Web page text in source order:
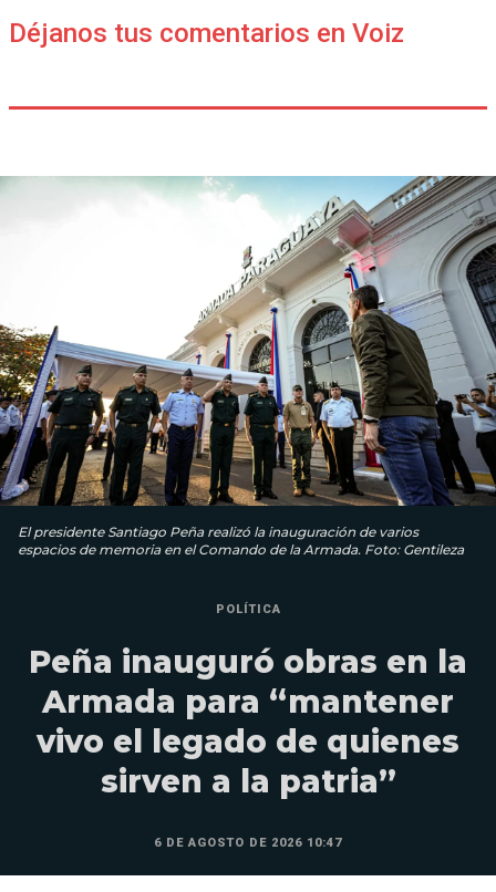
Déjanos tus comentarios en Voiz
El presidente Santiago Peña realizó la inauguración de varios
espacios de memoria en el Comando de la Armada. Foto: Gentileza
POLÍTICA
Peña inauguró obras en la
Armada para “mantener
vivo el legado de quienes
sirven a la patria”
6 DE AGOSTO DE 2026 10:47